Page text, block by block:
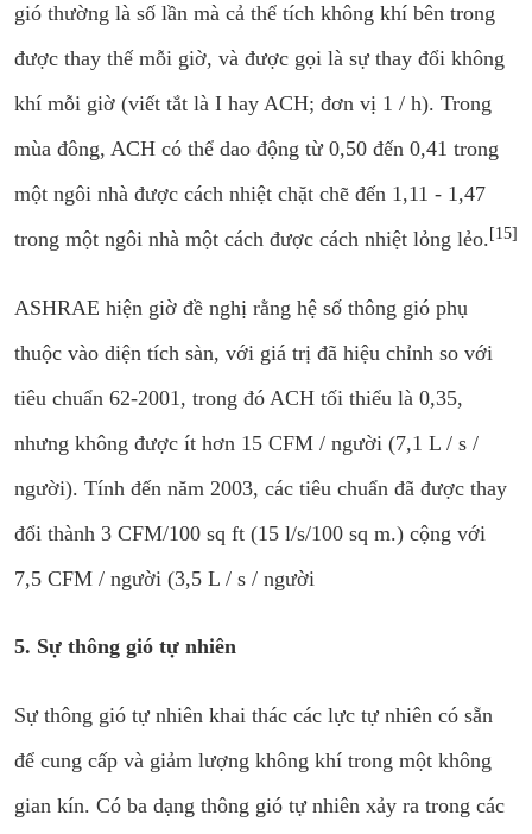
gió thường là số lần mà cả thể tích không khí bên trong
được thay thế mỗi giờ, và được gọi là sự thay đổi không
khí mỗi giờ (viết tắt là I hay ACH; đơn vị 1 / h). Trong
mùa đông, ACH có thể dao động từ 0,50 đến 0,41 trong
một ngôi nhà được cách nhiệt chặt chẽ đến 1,11 - 1,47
trong một ngôi nhà một cách được cách nhiệt lỏng lẻo.[15]
ASHRAE hiện giờ đề nghị rằng hệ số thông gió phụ
thuộc vào diện tích sàn, với giá trị đã hiệu chỉnh so với
tiêu chuẩn 62-2001, trong đó ACH tối thiểu là 0,35,
nhưng không được ít hơn 15 CFM / người (7,1 L / s /
người). Tính đến năm 2003, các tiêu chuẩn đã được thay
đổi thành 3 CFM/100 sq ft (15 l/s/100 sq m.) cộng với
7,5 CFM / người (3,5 L / s / người
5. Sự thông gió tự nhiên
Sự thông gió tự nhiên khai thác các lực tự nhiên có sẵn
để cung cấp và giảm lượng không khí trong một không
gian kín. Có ba dạng thông gió tự nhiên xảy ra trong các